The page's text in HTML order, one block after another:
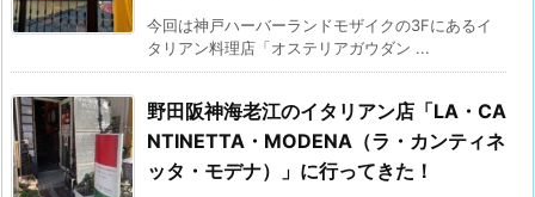
今回は神戸ハーバーランドモザイクの3Fにあるイ
タリアン料理店「オステリアガウダン ...
野田阪神海老江のイタリアン店「LA・CA
NTINETTA・MODENA（ラ・カンティネ
ッタ・モデナ）」に行ってきた！